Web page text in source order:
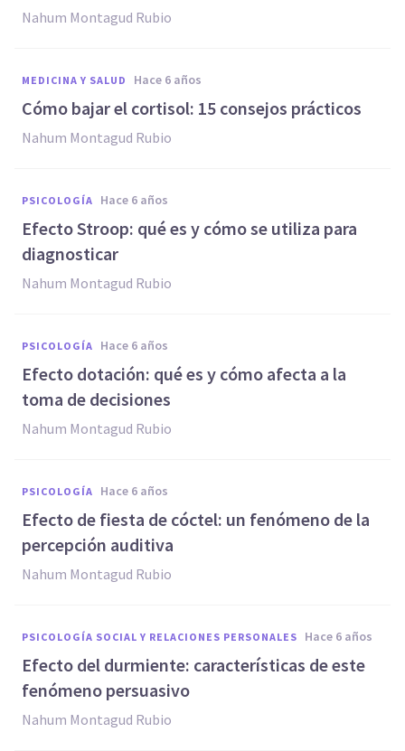
Nahum Montagud Rubio
MEDICINA Y SALUD hace 6 años
Cómo bajar el cortisol: 15 consejos prácticos
Nahum Montagud Rubio
PSICOLOGÍA hace 6 años
Efecto Stroop: qué es y cómo se utiliza para
diagnosticar
Nahum Montagud Rubio
PSICOLOGÍA hace 6 años
Efecto dotación: qué es y cómo afecta a la
toma de decisiones
Nahum Montagud Rubio
PSICOLOGÍA hace 6 años
Efecto de fiesta de cóctel: un fenómeno de la
percepción auditiva
Nahum Montagud Rubio
PSICOLOGÍA SOCIAL Y RELACIONES PERSONALES hace 6 años
Efecto del durmiente: características de este
fenómeno persuasivo
Nahum Montagud Rubio